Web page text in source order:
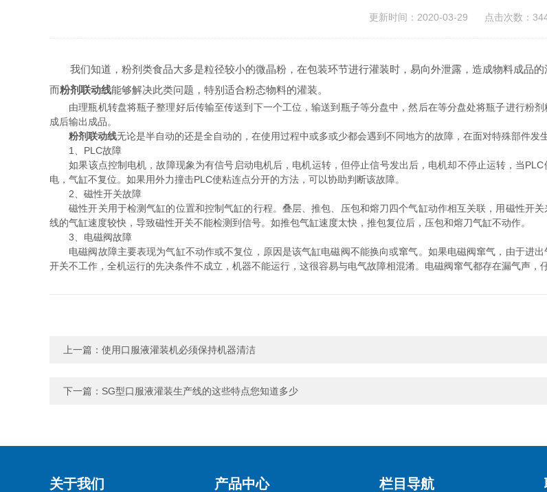
更新时间：2020-03-29 点击次数：
我们知道，粉剂类食品大多是粒径较小的微晶粉，在包装环节进行灌装时，易向外泄露，造成物料成品的
而粉剂联动线能够解决此类问题，特别适合粉态物料的灌装。
由理瓶机转盘将瓶子整理好后传输至传送到下一个工位，输送到瓶子等分盘中，然后在等分盘处将瓶子进行粉
成后输出成品。
粉剂联动线无论是半自动的还是全自动的，在使用过程中或多或少都会遇到不同地方的故障，在面对特殊部件发
1、PLC故障
如果该点控制电机，故障现象为有信号启动电机后，电机运转，但停止信号发出后，电机却不停止运转，当
电，气缸不复位。如果用外力撞击PLC使粘连点分开的方法，可以协助判断该故障。
2、磁性开关故障
磁性开关用于检测气缸的位置和控制气缸的行程。叠层、推包、压包和熔刀四个气缸动作相互关联，用磁性开
线的气缸速度较快，导致磁性开关不能检测到信号。如推包气缸速度太快，推包复位后，压包和熔刀气缸不动作。
3、电磁阀故障
电磁阀故障主要表现为气缸不动作或不复位，原因是该气缸电磁阀不能换向或窜气。如果电磁阀窜气，由于进
开关不工作，全机运行的先决条件不成立，机器不能运行，这很容易与电气故障相混淆。电磁阀窜气都存在漏气声，
上一篇： 使用口服液灌装机必须保持机器清洁
下一篇： SG型口服液灌装生产线的这些特点您知道多少
关于我们 产品中心 栏目导航